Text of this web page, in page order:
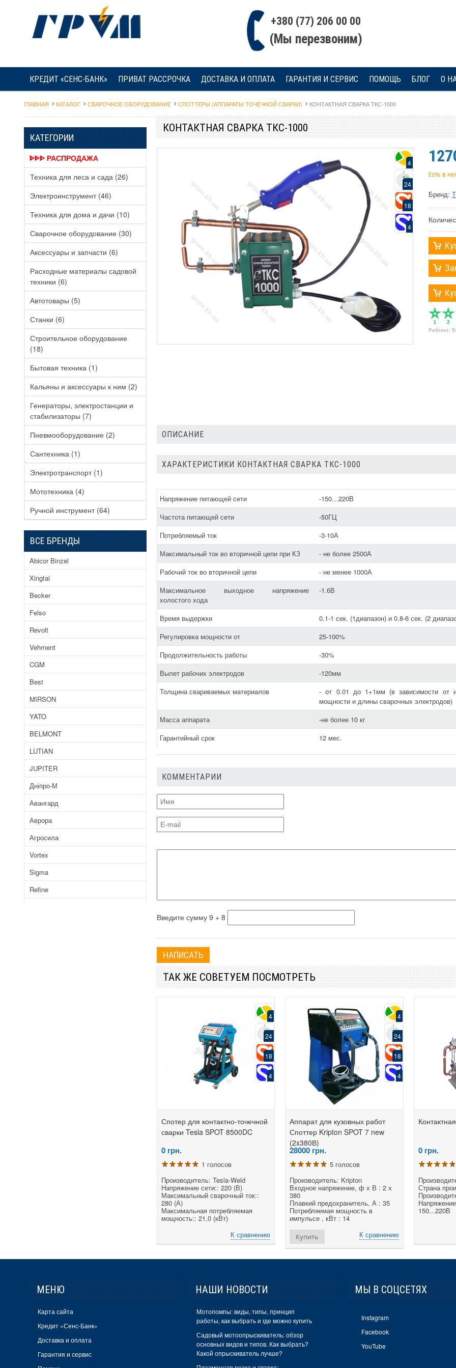
+380 (77) 206 00 00
(Мы перезвоним)
КРЕДИТ «СЕНС-БАНК» ПРИВАТ РАССРОЧКА ДОСТАВКА И ОПЛАТА ГАРАНТИЯ И СЕРВИС ПОМОЩЬ БЛОГ О
ГЛАВНАЯ КАТАЛОГ СВАРОЧНОЕ ОБОРУДОВАНИЕ СПОТТЕРЫ (АППАРАТЫ ТОЧЕЧНОЙ СВАРКИ) КОНТАКТНАЯ СВАРКА ТКС-1000
КАТЕГОРИИ
ᐈᐈᐈ РАСПРОДАЖА
Техника для леса и сада (26)
Электроинструмент (46)
Техника для дома и дачи (10)
Сварочное оборудование (30)
Аксессуары и запчасти (6)
Расходные материалы садовой
техники (6)
Автотовары (5)
Станки (6)
Строительное оборудование
(18)
Бытовая техника (1)
Кальяны и аксессуары к ним (2)
Генераторы, электростанции и
стабилизаторы (7)
Пневмооборудование (2)
Сантехника (1)
Электротранспорт (1)
Мототехника (4)
Ручной инструмент (64)
ВСЕ БРЕНДЫ
Abicor Binzel
Xingtai
Becker
Felso
Revolt
Vehment
CGM
Best
MIRSON
YATO
BELMONT
LUTIAN
JUPITER
Дніпро-М
Авангард
Аврора
Агросила
Vortex
Sigma
Refine
Зубр
Интерскол
Искра
Кедр
КОНТАКТНАЯ СВАРКА ТКС-1000
4
24
18
4
Есть в
Бренд:
Рейтинг: 5
ОПИСАНИЕ
ХАРАКТЕРИСТИКИ КОНТАКТНАЯ СВАРКА ТКС-1000
Напряжение питающей сети
-150…220В
Частота питающей сети
-50ГЦ
Потребляемый ток
-3-10А
Максимальный ток во вторичной цепи при КЗ
- не более 2500А
Рабочий ток во вторичной цепи
- не менее 1000А
Максимальное выходное напряжение
холостого хода
-1.6В
Время выдержки
0.1-1 сек. (1диапазон) и 0.8-6 сек. (2
Регулировка мощности от
25-100%
Продолжительность работы
-30%
Вылет рабочих электродов
-120мм
Толщина свариваемых материалов
- от 0.01 до 1+1мм (в зависимости от
мощности и длины сварочных электродов)
Масса аппарата
-не более 10 кг
Гарантийный срок
12 мес.
КОММЕНТАРИИ
Введите сумму 9 + 8
ТАК ЖЕ СОВЕТУЕМ ПОСМОТРЕТЬ
4
24
18
4
Спотер для контактно-точечной
сварки Tesla SPOT 8500DC
0 грн.
1 голосов
Производитель: Tesla-Weld
Напряжение сети:: 220 (В)
Максимальный сварочный ток::
280 (А)
Максимальная потребляемая
мощность:: 21,0 (кВт)
К сравнению
4
24
18
4
Аппарат для кузовных работ
Споттер Kripton SPOT 7 new
(2x380В)
28000 грн.
5 голосов
Производитель: Kripton
Входное напряжение, ф х В : 2 х
380
Плавкий предохранитель, А : 35
Потребляемая мощность в
импульсе , кВт : 14
К сравнению
Купить
0 грн.
Страна
150...220В
МЕНЮ
Карта сайта
Кредит «Сенс-Банк»
Доставка и оплата
Гарантия и сервис
НАШИ НОВОСТИ
Мотопомпы: виды, типы, принцип
работы, как выбрать и где можно купить
Садовый мотоопрыскиватель: обзор
основных видов и типов. Как выбрать?
Какой опрыскиватель лучше?
МЫ В СОЦСЕТЯХ
Instagram
Facebook
YouTube